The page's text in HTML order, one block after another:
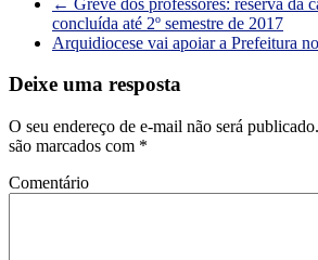
concluída até 2º semestre de 2017
Arquidiocese vai apoiar a Prefeitura
Deixe uma resposta
O seu endereço de e-mail não será publicado.
são marcados com *
Comentário